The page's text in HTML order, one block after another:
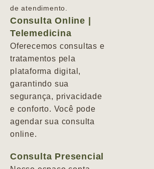
de atendimento.
Consulta Online |
Telemedicina
Oferecemos consultas e
tratamentos pela
plataforma digital,
garantindo sua
segurança, privacidade
e conforto. Você pode
agendar sua consulta
online.
Consulta Presencial